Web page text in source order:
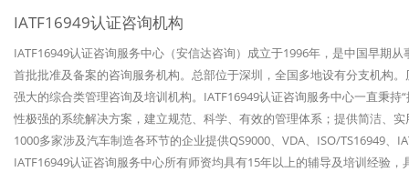
IATF16949认证咨询机构
IATF16949认证咨询服务中心（安信达咨询）成立于1996年，是中国早期
首批批准及备案的咨询服务机构。总部位于深圳，全国多地设有分支机构
强大的综合类管理咨询及培训机构。IATF16949认证咨询服务中心一直秉
性极强的系统解决方案，建立规范、科学、有效的管理体系；提供简洁、
1000多家涉及汽车制造各环节的企业提供QS9000、VDA、ISO/TS16949
IATF16949认证咨询服务中心所有师资均具有15年以上的辅导及培训经验